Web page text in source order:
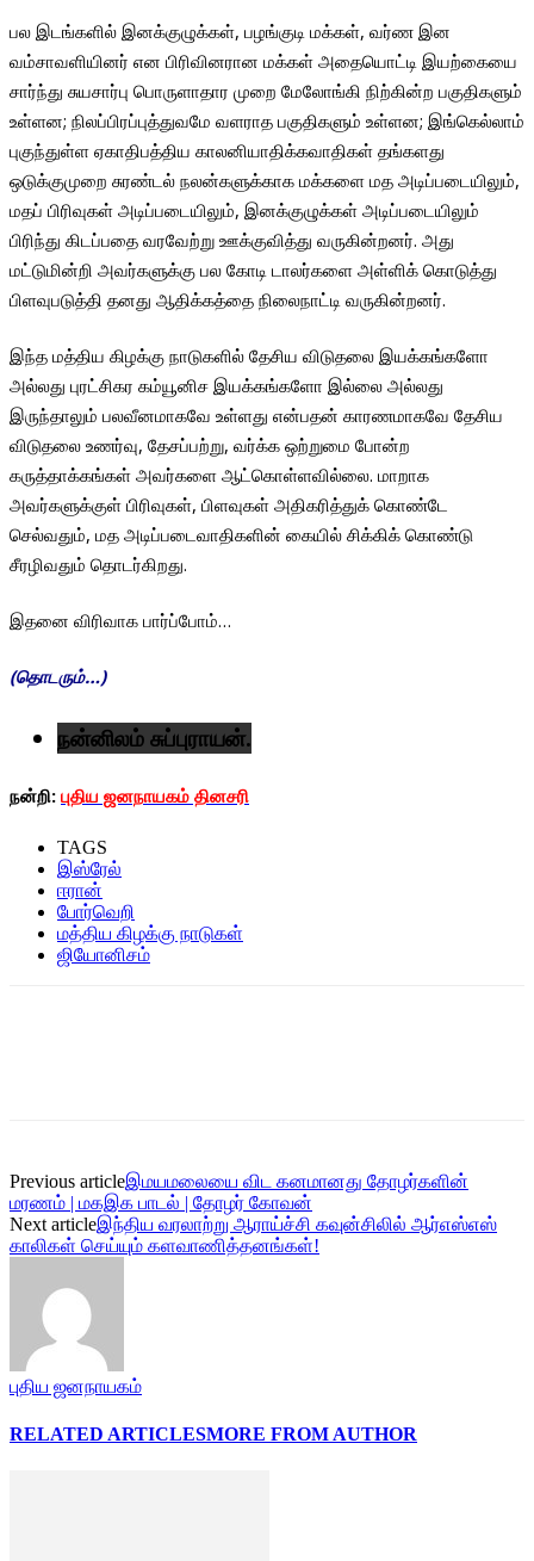
பல இடங்களில் இனக்குழுக்கள், பழங்குடி மக்கள், வர்ண இன
வம்சாவளியினர் என பிரிவினரான மக்கள் அதையொட்டி இயற்கையை
சார்ந்து சுயசார்பு பொருளாதார முறை மேலோங்கி நிற்கின்ற பகுதிகளும்
உள்ளன; நிலப்பிரப்புத்துவமே வளராத பகுதிகளும் உள்ளன; இங்கெல்லாம்
புகுந்துள்ள ஏகாதிபத்திய காலனியாதிக்கவாதிகள் தங்களது
ஒடுக்குமுறை சுரண்டல் நலன்களுக்காக மக்களை மத அடிப்படையிலும்,
மதப் பிரிவுகள் அடிப்படையிலும், இனக்குழுக்கள் அடிப்படையிலும்
பிரிந்து கிடப்பதை வரவேற்று ஊக்குவித்து வருகின்றனர். அது
மட்டுமின்றி அவர்களுக்கு பல கோடி டாலர்களை அள்ளிக் கொடுத்து
பிளவுபடுத்தி தனது ஆதிக்கத்தை நிலைநாட்டி வருகின்றனர்.
இந்த மத்திய கிழக்கு நாடுகளில் தேசிய விடுதலை இயக்கங்களோ
அல்லது புரட்சிகர கம்யூனிச இயக்கங்களோ இல்லை அல்லது
இருந்தாலும் பலவீனமாகவே உள்ளது என்பதன் காரணமாகவே தேசிய
விடுதலை உணர்வு, தேசப்பற்று, வர்க்க ஒற்றுமை போன்ற
கருத்தாக்கங்கள் அவர்களை ஆட்கொள்ளவில்லை. மாறாக
அவர்களுக்குள் பிரிவுகள், பிளவுகள் அதிகரித்துக் கொண்டே
செல்வதும், மத அடிப்படைவாதிகளின் கையில் சிக்கிக் கொண்டு
சீரழிவதும் தொடர்கிறது.
இதனை விரிவாக பார்ப்போம்…
(தொடரும்…)
நன்னிலம் சுப்புராயன்.
நன்றி: புதிய ஜனநாயகம் தினசரி
TAGS
இஸ்ரேல்
ஈரான்
போர்வெறி
மத்திய கிழக்கு நாடுகள்
ஜியோனிசம்
Previous articleஇமயமலையை விட கனமானது தோழர்களின்
மரணம் | மகஇக பாடல் | தோழர் கோவன்
Next articleஇந்திய வரலாற்று ஆராய்ச்சி கவுன்சிலில் ஆர்எஸ்எஸ்
காலிகள் செய்யும் களவாணித்தனங்கள்!
புதிய ஜனநாயகம்
RELATED ARTICLESMORE FROM AUTHOR